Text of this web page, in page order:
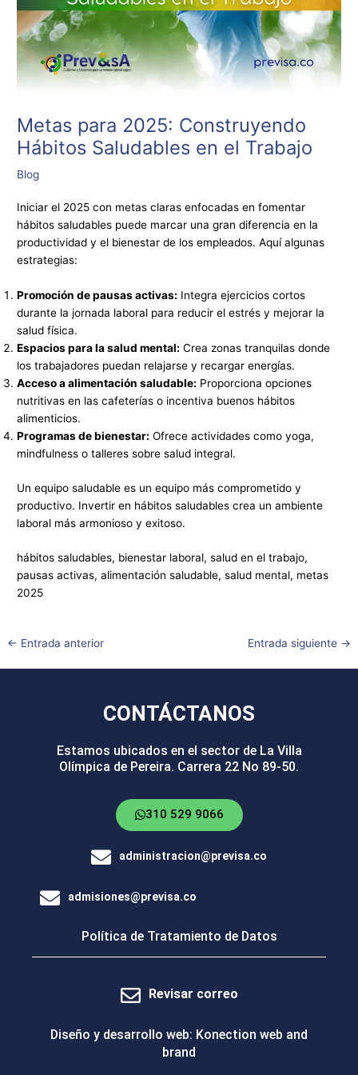
Metas para 2025: Construyendo
Hábitos Saludables en el Trabajo
Blog
Iniciar el 2025 con metas claras enfocadas en fomentar
hábitos saludables puede marcar una gran diferencia en la
productividad y el bienestar de los empleados. Aquí algunas
estrategias:
Promoción de pausas activas: Integra ejercicios cortos
durante la jornada laboral para reducir el estrés y mejorar la
salud física.
Espacios para la salud mental: Crea zonas tranquilas donde
los trabajadores puedan relajarse y recargar energías.
Acceso a alimentación saludable: Proporciona opciones
nutritivas en las cafeterías o incentiva buenos hábitos
alimenticios.
Programas de bienestar: Ofrece actividades como yoga,
mindfulness o talleres sobre salud integral.
Un equipo saludable es un equipo más comprometido y
productivo. Invertir en hábitos saludables crea un ambiente
laboral más armonioso y exitoso.
hábitos saludables, bienestar laboral, salud en el trabajo,
pausas activas, alimentación saludable, salud mental, metas
2025
← Entrada anterior Entrada siguiente →
CONTÁCTANOS
Estamos ubicados en el sector de La Villa
Olímpica de Pereira. Carrera 22 No 89-50.
310 529 9066
administracion@previsa.co
admisiones@previsa.co
Política de Tratamiento de Datos
Revisar correo
Diseño y desarrollo web: Konection web and
brand